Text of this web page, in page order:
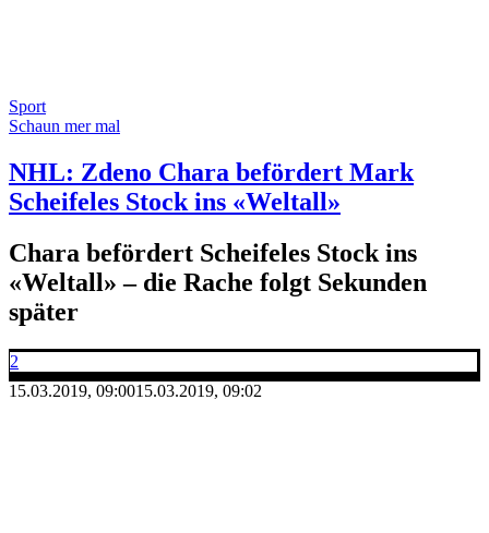
Sport
Schaun mer mal
NHL: Zdeno Chara befördert Mark
Scheifeles Stock ins «Weltall»
Chara befördert Scheifeles Stock ins
«Weltall» – die Rache folgt Sekunden
später
2
15.03.2019, 09:0015.03.2019, 09:02